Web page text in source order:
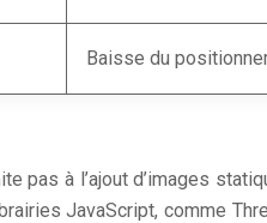
Baisse du
à l’ajout d’images
JavaScript, comme